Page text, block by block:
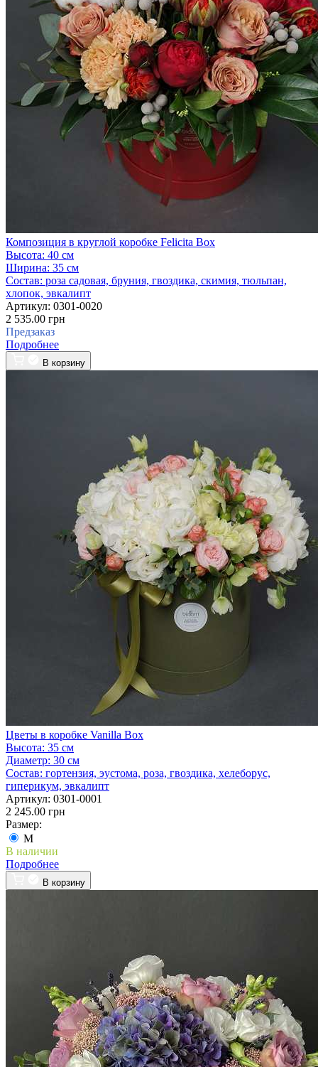
Композиция в круглой коробке Felicita Box
Высота: 40 см
Ширина: 35 см
Состав: роза садовая, бруния, гвоздика, скимия, тюльпан,
хлопок, эвкалипт
Артикул: 0301-0020
2 535.00 грн
Предзаказ
Подробнее
В корзину
Цветы в коробке Vanilla Box
Высота: 35 см
Диаметр: 30 см
Состав: гортензия, эустома, роза, гвоздика, хелеборус,
гиперикум, эвкалипт
Артикул: 0301-0001
2 245.00 грн
Размер:
M
В наличии
Подробнее
В корзину